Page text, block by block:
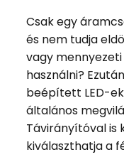
Csak egy
és nem tudja
vagy
használni?
beépített LED-
általános
Távirányítóval is
kiválaszthatja a